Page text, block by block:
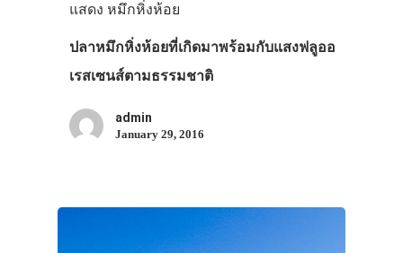
แสดง หมึกหิ่งห้อย
ปลาหมึกหิ่งห้อยที่เกิดมาพร้อมกับแสงฟลูออ
เรสเซนส์ตามธรรมชาติ
admin
January 29, 2016